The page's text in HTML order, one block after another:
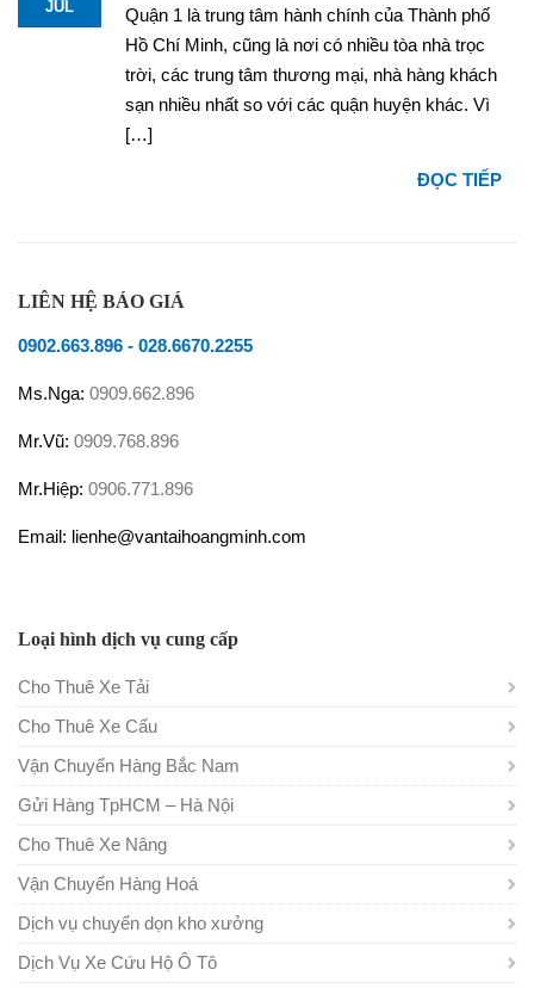
JUL
Quận 1 là trung tâm hành chính của Thành phố
Hồ Chí Minh, cũng là nơi có nhiều tòa nhà trọc
trời, các trung tâm thương mại, nhà hàng khách
sạn nhiều nhất so với các quận huyện khác. Vì
[…]
ĐỌC TIẾP
LIÊN HỆ BÁO GIÁ
0902.663.896 - 028.6670.2255
Ms.Nga: 0909.662.896
Mr.Vũ: 0909.768.896
Mr.Hiệp: 0906.771.896
Email: lienhe@vantaihoangminh.com
Loại hình dịch vụ cung cấp
Cho Thuê Xe Tải
Cho Thuê Xe Cẩu
Vận Chuyển Hàng Bắc Nam
Gửi Hàng TpHCM – Hà Nội
Cho Thuê Xe Nâng
Vận Chuyển Hàng Hoá
Dịch vụ chuyển dọn kho xưởng
Dịch Vụ Xe Cứu Hộ Ô Tô